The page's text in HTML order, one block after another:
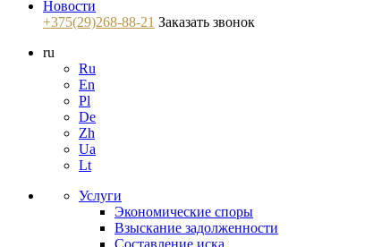
Новости
+375(29)268-88-21 Заказать звонок
ru
Ru
En
Pl
De
Zh
Ua
Lt
Услуги
Экономические споры
Взыскание задолженности
Составление иска